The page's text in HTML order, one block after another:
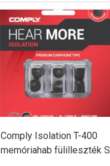
Comply Isolation T-400
memóriahab fülilleszték S